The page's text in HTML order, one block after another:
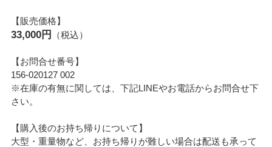
【販売価格】
33,000円 （税込）
【お問合せ番号】
156-020127 002
※在庫の有無に関しては、下記LINEやお電話からお問合せ下
さい。
【購入後のお持ち帰りについて】
大型・重量物など、お持ち帰りが難しい場合は配送も承って